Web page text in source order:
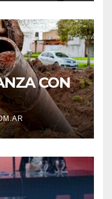
CON